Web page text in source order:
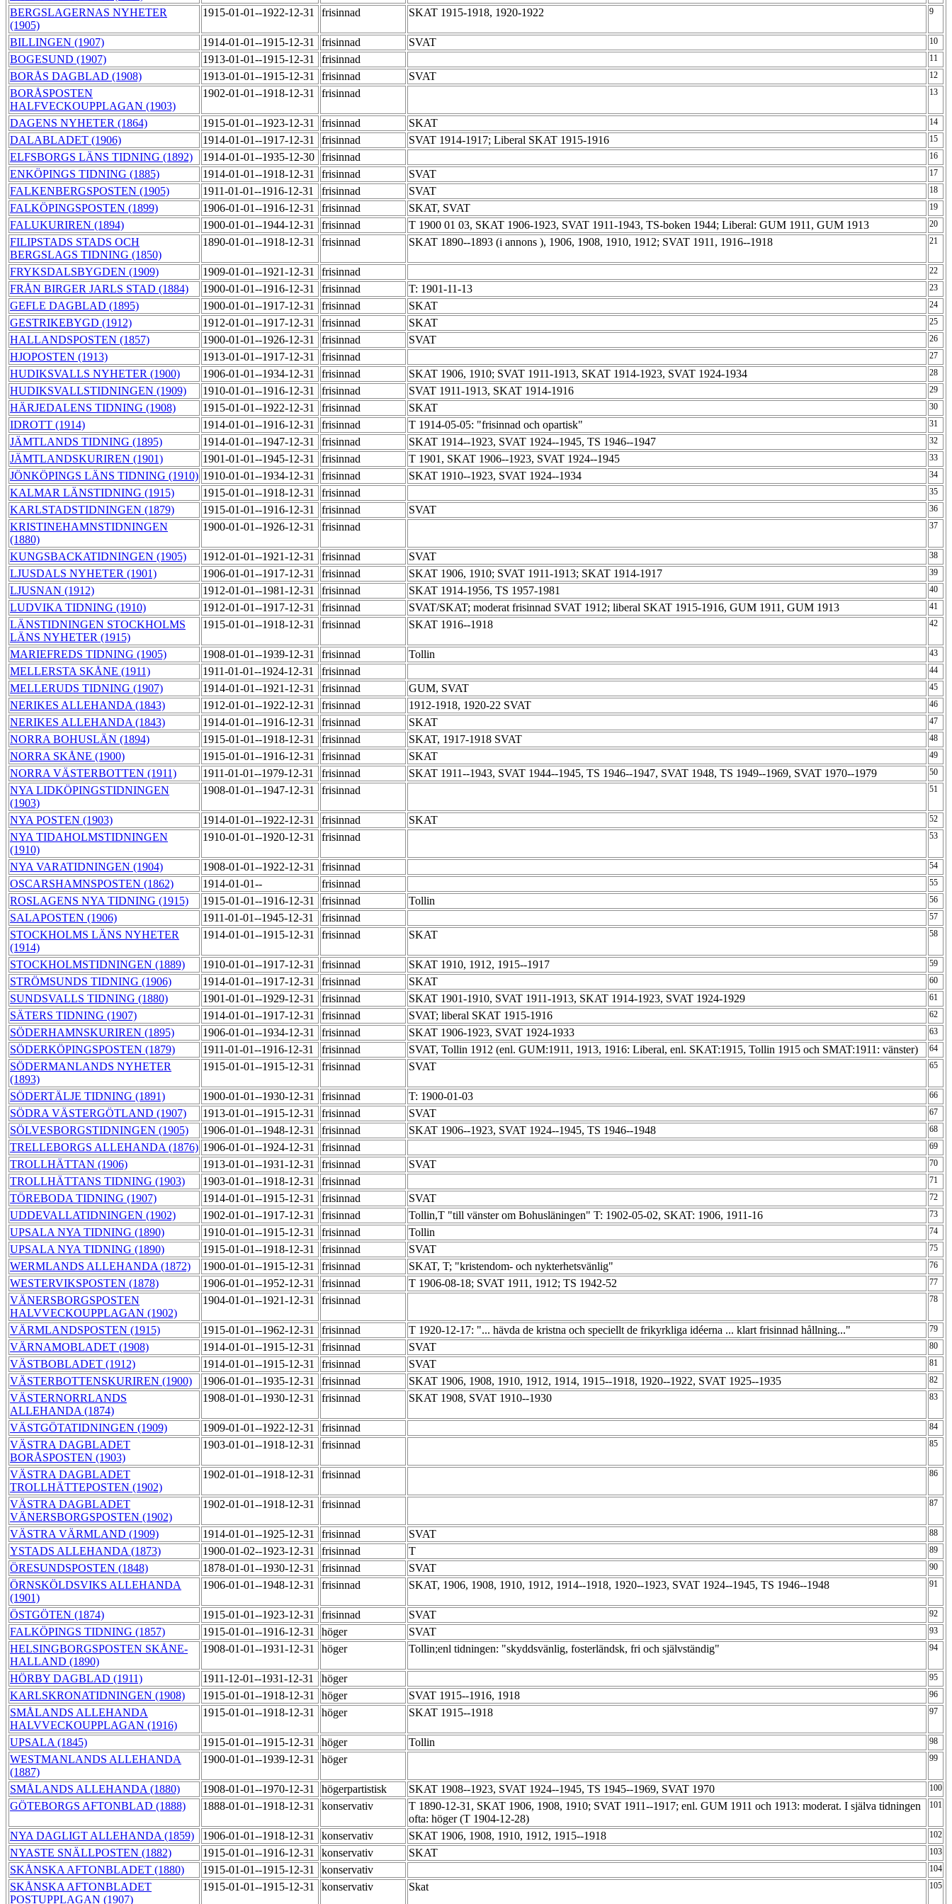
BERGSLAGERNAS NYHETER
(1905)
1915-01-01--1922-12-31 frisinnad SKAT 1915-1918, 1920-1922 9
BILLINGEN (1907) 1914-01-01--1915-12-31 frisinnad SVAT 10
BOGESUND (1907) 1913-01-01--1915-12-31 frisinnad 11
BORÅS DAGBLAD (1908) 1913-01-01--1915-12-31 frisinnad SVAT 12
BORÅSPOSTEN
HALFVECKOUPPLAGAN (1903)
1902-01-01--1918-12-31 frisinnad 13
DAGENS NYHETER (1864) 1915-01-01--1923-12-31 frisinnad SKAT 14
DALABLADET (1906) 1914-01-01--1917-12-31 frisinnad SVAT 1914-1917; Liberal SKAT 1915-1916 15
ELFSBORGS LÄNS TIDNING (1892) 1914-01-01--1935-12-30 frisinnad 16
ENKÖPINGS TIDNING (1885) 1914-01-01--1918-12-31 frisinnad SVAT 17
FALKENBERGSPOSTEN (1905) 1911-01-01--1916-12-31 frisinnad SVAT 18
FALKÖPINGSPOSTEN (1899) 1906-01-01--1916-12-31 frisinnad SKAT, SVAT 19
FALUKURIREN (1894) 1900-01-01--1944-12-31 frisinnad T 1900 01 03, SKAT 1906-1923, SVAT 1911-1943, TS-boken 1944; Liberal: GUM 1911, GUM 1913 20
FILIPSTADS STADS OCH
BERGSLAGS TIDNING (1850)
1890-01-01--1918-12-31 frisinnad SKAT 1890--1893 (i annons ), 1906, 1908, 1910, 1912; SVAT 1911, 1916--1918 21
FRYKSDALSBYGDEN (1909) 1909-01-01--1921-12-31 frisinnad 22
FRÅN BIRGER JARLS STAD (1884) 1900-01-01--1916-12-31 frisinnad T: 1901-11-13 23
GEFLE DAGBLAD (1895) 1900-01-01--1917-12-31 frisinnad SKAT 24
GESTRIKEBYGD (1912) 1912-01-01--1917-12-31 frisinnad SKAT 25
HALLANDSPOSTEN (1857) 1900-01-01--1926-12-31 frisinnad SVAT 26
HJOPOSTEN (1913) 1913-01-01--1917-12-31 frisinnad 27
HUDIKSVALLS NYHETER (1900) 1906-01-01--1934-12-31 frisinnad SKAT 1906, 1910; SVAT 1911-1913, SKAT 1914-1923, SVAT 1924-1934 28
HUDIKSVALLSTIDNINGEN (1909) 1910-01-01--1916-12-31 frisinnad SVAT 1911-1913, SKAT 1914-1916 29
HÄRJEDALENS TIDNING (1908) 1915-01-01--1922-12-31 frisinnad SKAT 30
IDROTT (1914) 1914-01-01--1916-12-31 frisinnad T 1914-05-05: "frisinnad och opartisk" 31
JÄMTLANDS TIDNING (1895) 1914-01-01--1947-12-31 frisinnad SKAT 1914--1923, SVAT 1924--1945, TS 1946--1947 32
JÄMTLANDSKURIREN (1901) 1901-01-01--1945-12-31 frisinnad T 1901, SKAT 1906--1923, SVAT 1924--1945 33
JÖNKÖPINGS LÄNS TIDNING (1910) 1910-01-01--1934-12-31 frisinnad SKAT 1910--1923, SVAT 1924--1934 34
KALMAR LÄNSTIDNING (1915) 1915-01-01--1918-12-31 frisinnad 35
KARLSTADSTIDNINGEN (1879) 1915-01-01--1916-12-31 frisinnad SVAT 36
KRISTINEHAMNSTIDNINGEN
(1880)
1900-01-01--1926-12-31 frisinnad 37
KUNGSBACKATIDNINGEN (1905) 1912-01-01--1921-12-31 frisinnad SVAT 38
LJUSDALS NYHETER (1901) 1906-01-01--1917-12-31 frisinnad SKAT 1906, 1910; SVAT 1911-1913; SKAT 1914-1917 39
LJUSNAN (1912) 1912-01-01--1981-12-31 frisinnad SKAT 1914-1956, TS 1957-1981 40
LUDVIKA TIDNING (1910) 1912-01-01--1917-12-31 frisinnad SVAT/SKAT; moderat frisinnad SVAT 1912; liberal SKAT 1915-1916, GUM 1911, GUM 1913 41
LÄNSTIDNINGEN STOCKHOLMS
LÄNS NYHETER (1915)
1915-01-01--1918-12-31 frisinnad SKAT 1916--1918 42
MARIEFREDS TIDNING (1905) 1908-01-01--1939-12-31 frisinnad Tollin 43
MELLERSTA SKÅNE (1911) 1911-01-01--1924-12-31 frisinnad 44
MELLERUDS TIDNING (1907) 1914-01-01--1921-12-31 frisinnad GUM, SVAT 45
NERIKES ALLEHANDA (1843) 1912-01-01--1922-12-31 frisinnad 1912-1918, 1920-22 SVAT 46
NERIKES ALLEHANDA (1843) 1914-01-01--1916-12-31 frisinnad SKAT 47
NORRA BOHUSLÄN (1894) 1915-01-01--1918-12-31 frisinnad SKAT, 1917-1918 SVAT 48
NORRA SKÅNE (1900) 1915-01-01--1916-12-31 frisinnad SKAT 49
NORRA VÄSTERBOTTEN (1911) 1911-01-01--1979-12-31 frisinnad SKAT 1911--1943, SVAT 1944--1945, TS 1946--1947, SVAT 1948, TS 1949--1969, SVAT 1970--1979 50
NYA LIDKÖPINGSTIDNINGEN
(1903)
1908-01-01--1947-12-31 frisinnad 51
NYA POSTEN (1903) 1914-01-01--1922-12-31 frisinnad SKAT 52
NYA TIDAHOLMSTIDNINGEN
(1910)
1910-01-01--1920-12-31 frisinnad 53
NYA VARATIDNINGEN (1904) 1908-01-01--1922-12-31 frisinnad 54
OSCARSHAMNSPOSTEN (1862) 1914-01-01-- frisinnad 55
ROSLAGENS NYA TIDNING (1915) 1915-01-01--1916-12-31 frisinnad Tollin 56
SALAPOSTEN (1906) 1911-01-01--1945-12-31 frisinnad 57
STOCKHOLMS LÄNS NYHETER
(1914)
1914-01-01--1915-12-31 frisinnad SKAT 58
STOCKHOLMSTIDNINGEN (1889) 1910-01-01--1917-12-31 frisinnad SKAT 1910, 1912, 1915--1917 59
STRÖMSUNDS TIDNING (1906) 1914-01-01--1917-12-31 frisinnad SKAT 60
SUNDSVALLS TIDNING (1880) 1901-01-01--1929-12-31 frisinnad SKAT 1901-1910, SVAT 1911-1913, SKAT 1914-1923, SVAT 1924-1929 61
SÄTERS TIDNING (1907) 1914-01-01--1917-12-31 frisinnad SVAT; liberal SKAT 1915-1916 62
SÖDERHAMNSKURIREN (1895) 1906-01-01--1934-12-31 frisinnad SKAT 1906-1923, SVAT 1924-1933 63
SÖDERKÖPINGSPOSTEN (1879) 1911-01-01--1916-12-31 frisinnad SVAT, Tollin 1912 (enl. GUM:1911, 1913, 1916: Liberal, enl. SKAT:1915, Tollin 1915 och SMAT:1911: vänster) 64
SÖDERMANLANDS NYHETER
(1893)
1915-01-01--1915-12-31 frisinnad SVAT 65
SÖDERTÄLJE TIDNING (1891) 1900-01-01--1930-12-31 frisinnad T: 1900-01-03 66
SÖDRA VÄSTERGÖTLAND (1907) 1913-01-01--1915-12-31 frisinnad SVAT 67
SÖLVESBORGSTIDNINGEN (1905) 1906-01-01--1948-12-31 frisinnad SKAT 1906--1923, SVAT 1924--1945, TS 1946--1948 68
TRELLEBORGS ALLEHANDA (1876) 1906-01-01--1924-12-31 frisinnad 69
TROLLHÄTTAN (1906) 1913-01-01--1931-12-31 frisinnad SVAT 70
TROLLHÄTTANS TIDNING (1903) 1903-01-01--1918-12-31 frisinnad 71
TÖREBODA TIDNING (1907) 1914-01-01--1915-12-31 frisinnad SVAT 72
UDDEVALLATIDNINGEN (1902) 1902-01-01--1917-12-31 frisinnad Tollin,T "till vänster om Bohusläningen" T: 1902-05-02, SKAT: 1906, 1911-16 73
UPSALA NYA TIDNING (1890) 1910-01-01--1915-12-31 frisinnad Tollin 74
UPSALA NYA TIDNING (1890) 1915-01-01--1918-12-31 frisinnad SVAT 75
WERMLANDS ALLEHANDA (1872) 1900-01-01--1915-12-31 frisinnad SKAT, T; "kristendom- och nykterhetsvänlig" 76
WESTERVIKSPOSTEN (1878) 1906-01-01--1952-12-31 frisinnad T 1906-08-18; SVAT 1911, 1912; TS 1942-52 77
VÄNERSBORGSPOSTEN
HALVVECKOUPPLAGAN (1902)
1904-01-01--1921-12-31 frisinnad 78
VÄRMLANDSPOSTEN (1915) 1915-01-01--1962-12-31 frisinnad T 1920-12-17: "... hävda de kristna och speciellt de frikyrkliga idéerna ... klart frisinnad hållning..." 79
VÄRNAMOBLADET (1908) 1914-01-01--1915-12-31 frisinnad SVAT 80
VÄSTBOBLADET (1912) 1914-01-01--1915-12-31 frisinnad SVAT 81
VÄSTERBOTTENSKURIREN (1900) 1906-01-01--1935-12-31 frisinnad SKAT 1906, 1908, 1910, 1912, 1914, 1915--1918, 1920--1922, SVAT 1925--1935 82
VÄSTERNORRLANDS
ALLEHANDA (1874)
1908-01-01--1930-12-31 frisinnad SKAT 1908, SVAT 1910--1930 83
VÄSTGÖTATIDNINGEN (1909) 1909-01-01--1922-12-31 frisinnad 84
VÄSTRA DAGBLADET
BORÅSPOSTEN (1903)
1903-01-01--1918-12-31 frisinnad 85
VÄSTRA DAGBLADET
TROLLHÄTTEPOSTEN (1902)
1902-01-01--1918-12-31 frisinnad 86
VÄSTRA DAGBLADET
VÄNERSBORGSPOSTEN (1902)
1902-01-01--1918-12-31 frisinnad 87
VÄSTRA VÄRMLAND (1909) 1914-01-01--1925-12-31 frisinnad SVAT 88
YSTADS ALLEHANDA (1873) 1900-01-02--1923-12-31 frisinnad T 89
ÖRESUNDSPOSTEN (1848) 1878-01-01--1930-12-31 frisinnad SVAT 90
ÖRNSKÖLDSVIKS ALLEHANDA
(1901)
1906-01-01--1948-12-31 frisinnad SKAT, 1906, 1908, 1910, 1912, 1914--1918, 1920--1923, SVAT 1924--1945, TS 1946--1948 91
ÖSTGÖTEN (1874) 1915-01-01--1923-12-31 frisinnad SVAT 92
FALKÖPINGS TIDNING (1857) 1915-01-01--1916-12-31 höger SVAT 93
HELSINGBORGSPOSTEN SKÅNE-
HALLAND (1890)
1908-01-01--1931-12-31 höger Tollin;enl tidningen: "skyddsvänlig, fosterländsk, fri och självständig" 94
HÖRBY DAGBLAD (1911) 1911-12-01--1931-12-31 höger 95
KARLSKRONATIDNINGEN (1908) 1915-01-01--1918-12-31 höger SVAT 1915--1916, 1918 96
SMÅLANDS ALLEHANDA
HALVVECKOUPPLAGAN (1916)
1915-01-01--1918-12-31 höger SKAT 1915--1918 97
UPSALA (1845) 1915-01-01--1915-12-31 höger Tollin 98
WESTMANLANDS ALLEHANDA
(1887)
1900-01-01--1939-12-31 höger 99
SMÅLANDS ALLEHANDA (1880) 1908-01-01--1970-12-31 högerpartistisk SKAT 1908--1923, SVAT 1924--1945, TS 1945--1969, SVAT 1970 100
GÖTEBORGS AFTONBLAD (1888) 1888-01-01--1918-12-31 konservativ
T 1890-12-31, SKAT 1906, 1908, 1910; SVAT 1911--1917; enl. GUM 1911 och 1913: moderat. I själva tidningen
ofta: höger (T 1904-12-28)
101
NYA DAGLIGT ALLEHANDA (1859) 1906-01-01--1918-12-31 konservativ SKAT 1906, 1908, 1910, 1912, 1915--1918 102
NYASTE SNÄLLPOSTEN (1882) 1915-01-01--1916-12-31 konservativ SKAT 103
SKÅNSKA AFTONBLADET (1880) 1915-01-01--1915-12-31 konservativ 104
SKÅNSKA AFTONBLADET
POSTUPPLAGAN (1907)
1915-01-01--1915-12-31 konservativ Skat 105